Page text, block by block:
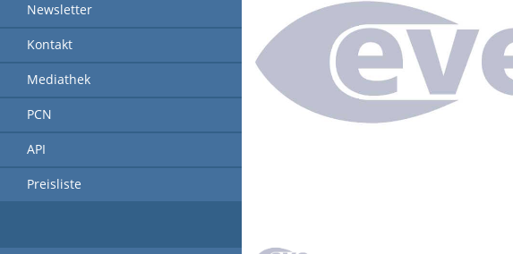
Newsletter
Kontakt
Mediathek
PCN
API
Preisliste